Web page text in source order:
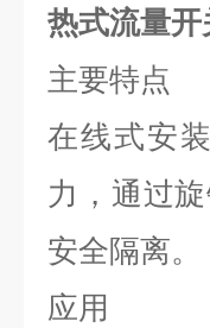
热式流量开
主要特点
在线式安
力，通过
安全隔离。
应用